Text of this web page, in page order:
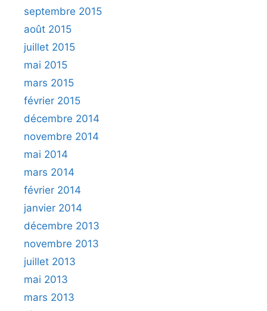
septembre 2015
août 2015
juillet 2015
mai 2015
mars 2015
février 2015
décembre 2014
novembre 2014
mai 2014
mars 2014
février 2014
janvier 2014
décembre 2013
novembre 2013
juillet 2013
mai 2013
mars 2013